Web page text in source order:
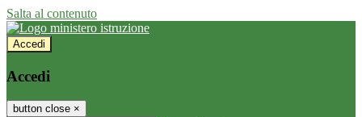
Salta al contenuto
Accedi
Accedi
button close ×